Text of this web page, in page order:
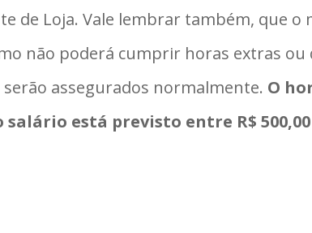
de Loja. Vale lembrar também, que o
não poderá cumprir horas extras ou
assegurados normalmente. O
salário está previsto entre R$ 500,00